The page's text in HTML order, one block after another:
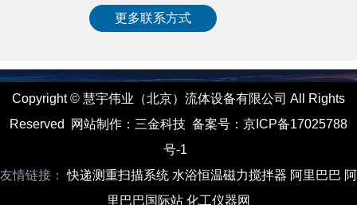
更多联系方式
Copyright© 慧宇伟业（北京）流体设备有限公司 All Rights
Reserved
网站制作 ： 三金科技 备案号： 京ICP备17025788
号-1
友情链接：快递测重扫描系统 水浴恒温磁力搅拌器 阿里巴巴 阿
里巴巴国际站 化工仪器网